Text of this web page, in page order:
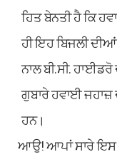
ਹਿਤ ਬੇਨਤੀ ਹੈ ਕਿ
ਹੀ ਇਹ ਬਿਜਲੀ
ਨਾਲ ਬੀ.ਸੀ.
ਗੁਬਾਰੇ ਹਵਾਈ ਜਹਾਜ਼
ਹਨ।
ਆਉ! ਆਪਾਂ ਸਾਰੇ ਇਸ